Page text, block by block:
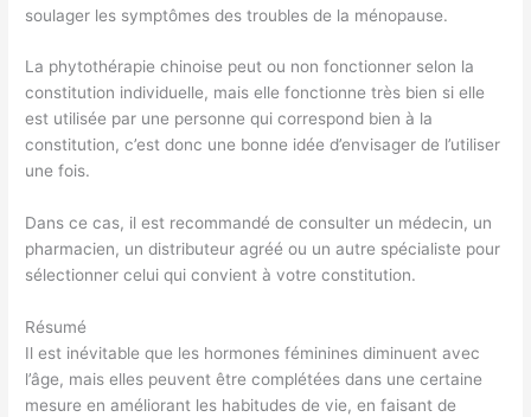
soulager les symptômes des troubles de la ménopause.
La phytothérapie chinoise peut ou non fonctionner selon la
constitution individuelle, mais elle fonctionne très bien si elle
est utilisée par une personne qui correspond bien à la
constitution, c’est donc une bonne idée d’envisager de l’utiliser
une fois.
Dans ce cas, il est recommandé de consulter un médecin, un
pharmacien, un distributeur agréé ou un autre spécialiste pour
sélectionner celui qui convient à votre constitution.
Résumé
Il est inévitable que les hormones féminines diminuent avec
l’âge, mais elles peuvent être complétées dans une certaine
mesure en améliorant les habitudes de vie, en faisant de